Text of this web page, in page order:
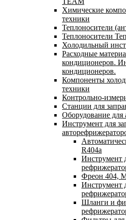
Химические
техники
Теплоносители
Теплоносители
Холодильный
Расходные
кондиционеров.
кондиционеров.
Компоненты
техники
Контрольно-
Станции для
Оборудование для
Инструмент для
R404a
Инструмент
Фреон 404,
Инструмент
Шланги и